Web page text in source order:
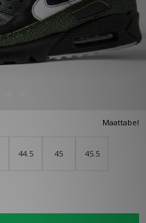
Maattabel
44.5 45 45.5